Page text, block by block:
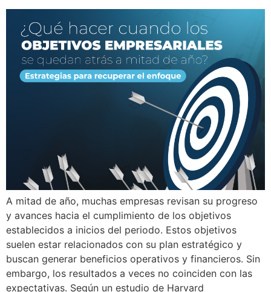
A mitad de año, muchas empresas revisan su progreso
y avances hacia el cumplimiento de los objetivos
establecidos a inicios del periodo. Estos objetivos
suelen estar relacionados con su plan estratégico y
buscan generar beneficios operativos y financieros. Sin
embargo, los resultados a veces no coinciden con las
expectativas. Según un estudio de Harvard